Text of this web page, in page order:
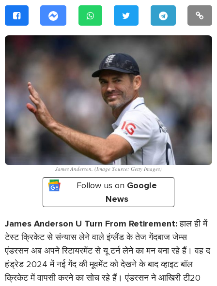
James Anderson. (Image Source: Getty Images)
Follow us on Google
News
James Anderson U Turn From Retirement:हाल ही में
टेस्ट क्रिकेट से संन्यास लेने वाले इंग्लैंड के तेज गेंदबाज जेम्स
एंडरसन अब अपने रिटायरमेंट से यू टर्न लेने का मन बना रहे हैं। वह द
हंड्रेड 2024 में नई गेंद की मूवमेंट को देखने के बाद व्हाइट बॉल
क्रिकेट में वापसी करने का सोच रहे हैं। एंडरसन ने आखिरी टी20